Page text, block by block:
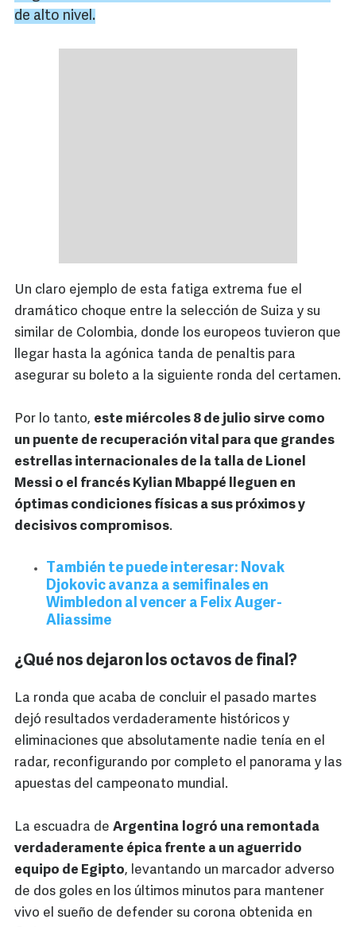
de alto nivel.
Un claro ejemplo de esta fatiga extrema fue el
dramático choque entre la selección de Suiza y su
similar de Colombia, donde los europeos tuvieron que
llegar hasta la agónica tanda de penaltis para
asegurar su boleto a la siguiente ronda del certamen.
Por lo tanto, este miércoles 8 de julio sirve como
un puente de recuperación vital para que grandes
estrellas internacionales de la talla de Lionel
Messi o el francés Kylian Mbappé lleguen en
óptimas condiciones físicas a sus próximos y
decisivos compromisos.
También te puede interesar: Novak
Djokovic avanza a semifinales en
Wimbledon al vencer a Felix Auger-
Aliassime
¿Qué nos dejaron los octavos de final?
La ronda que acaba de concluir el pasado martes
dejó resultados verdaderamente históricos y
eliminaciones que absolutamente nadie tenía en el
radar, reconfigurando por completo el panorama y las
apuestas del campeonato mundial.
La escuadra de Argentina logró una remontada
verdaderamente épica frente a un aguerrido
equipo de Egipto, levantando un marcador adverso
de dos goles en los últimos minutos para mantener
vivo el sueño de defender su corona obtenida en